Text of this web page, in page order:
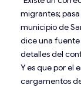
migrantes;
municipio de
dice una fuente
detalles del
Y es que por el
cargamentos